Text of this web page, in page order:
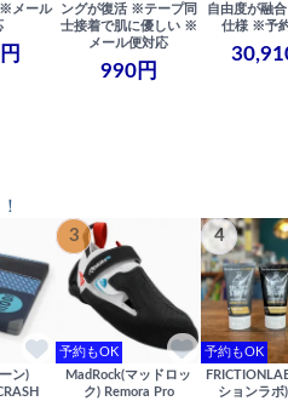
メール
ングが復活 ※テープ同
士接着で肌に優しい ※
メール便対応
990円
自由度が融
仕様 ※予
ン)
3
予約もOK
MadRock(マッドロッ
ク) Remora Pro
4
予約もOK
ションラボ